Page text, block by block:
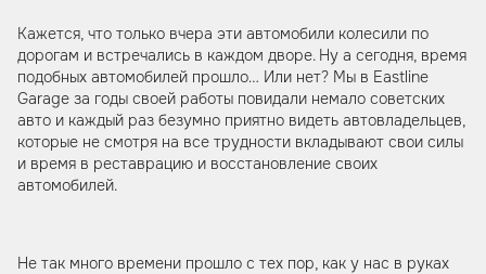
Кажется, что только вчера эти автомобили колесили по
дорогам и встречались в каждом дворе. Ну а сегодня, время
подобных автомобилей прошло… Или нет? Мы в Eastline
Garage за годы своей работы повидали немало советских
авто и каждый раз безумно приятно видеть автовладельцев,
которые не смотря на все трудности вкладывают свои силы
и время в реставрацию и восстановление своих
автомобилей.
Не так много времени прошло с тех пор, как у нас в руках